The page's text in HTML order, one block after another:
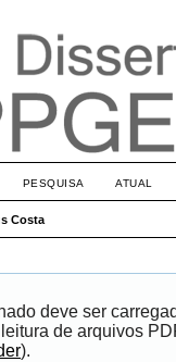
PESQUISA ATUAL
Costa
deve ser
de arquivos
).